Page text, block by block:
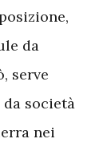
da
serve
società
nei